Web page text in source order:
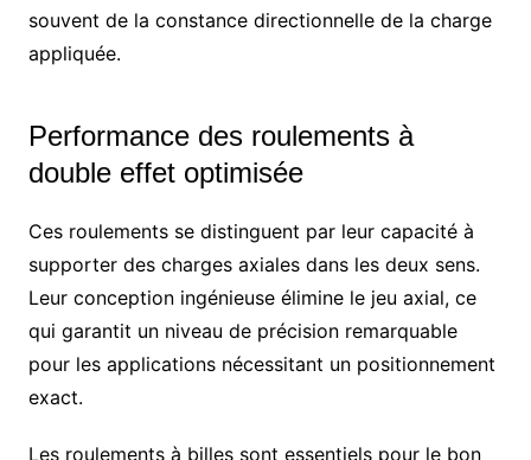
souvent de la constance directionnelle de la charge
appliquée.
Performance des roulements à
double effet optimisée
Ces roulements se distinguent par leur capacité à
supporter des charges axiales dans les deux sens.
Leur conception ingénieuse élimine le jeu axial, ce
qui garantit un niveau de précision remarquable
pour les applications nécessitant un positionnement
exact.
Les roulements à billes sont essentiels pour le bon